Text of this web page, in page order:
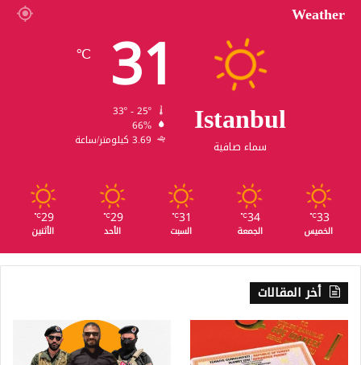
Weather
Istanbul
سماء صافية
31
℃
66%
3.69 كيلومتر/ساعة
33
℃
الخميس
34
℃
الجمعة
31
℃
السبت
29
℃
الأحد
29
℃
الأثنين
أخر المقالات